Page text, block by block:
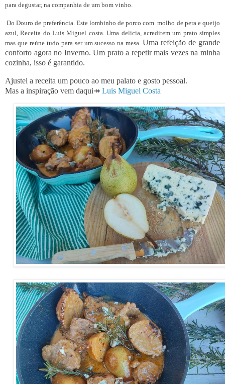
para degustar, na companhia de um bom vinho.
Do Douro de preferência. Este lombinho de porco com molho de pera e queijo
azul, Receita do Luís Miguel costa. Uma delicia, acreditem um prato simples
mas que reúne tudo para ser um sucesso na mesa. Uma refeição de grande
conforto agora no Inverno. Um prato a repetir mais vezes na minha
cozinha, isso é garantido.
Ajustei a receita um pouco ao meu palato e gosto pessoal.
Mas a inspiração vem daqui↠ Luis Miguel Costa